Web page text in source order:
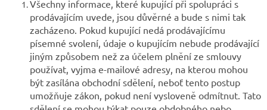
Všechny informace, které kupující při spolupráci s
prodávajícím uvede, jsou důvěrné a bude s nimi tak
zacházeno. Pokud kupující nedá prodávajícímu
písemné svolení, údaje o kupujícím nebude prodávající
jiným způsobem než za účelem plnění ze smlouvy
používat, vyjma e-mailové adresy, na kterou mohou
být zasílána obchodní sdělení, neboť tento postup
umožňuje zákon, pokud není vysloveně odmítnut. Tato